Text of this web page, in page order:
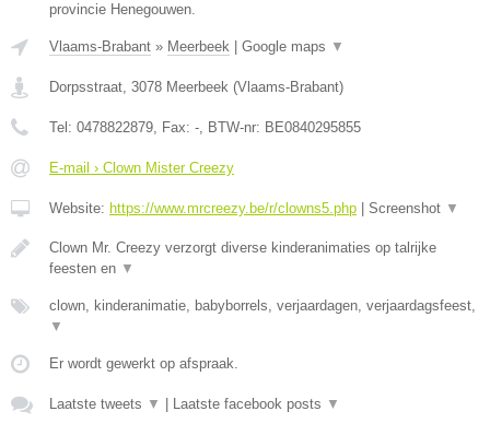
provincie Henegouwen.
Vlaams-Brabant » Meerbeek Google maps ▼
Dorpsstraat, 3078 Meerbeek (Vlaams-Brabant)
Tel: 0478822879, Fax: -, BTW-nr: BE0840295855
E-mail › Clown Mister Creezy
Website: https://www.mrcreezy.be/r/clowns5.php Screenshot ▼
Clown Mr. Creezy verzorgt diverse kinderanimaties op talrijke
feesten en ▼
clown, kinderanimatie, babyborrels, verjaardagen, verjaardagsfeest,
▼
Er wordt gewerkt op afspraak.
Laatste tweets ▼ Laatste facebook posts ▼